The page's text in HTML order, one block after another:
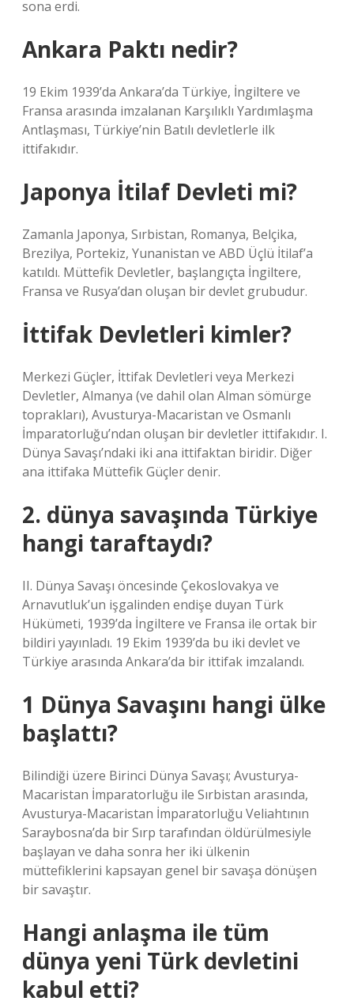
sona erdi.
Ankara Paktı nedir?
19 Ekim 1939’da Ankara’da Türkiye, İngiltere ve
Fransa arasında imzalanan Karşılıklı Yardımlaşma
Antlaşması, Türkiye’nin Batılı devletlerle ilk
ittifakıdır.
Japonya İtilaf Devleti mi?
Zamanla Japonya, Sırbistan, Romanya, Belçika,
Brezilya, Portekiz, Yunanistan ve ABD Üçlü İtilaf’a
katıldı. Müttefik Devletler, başlangıçta İngiltere,
Fransa ve Rusya’dan oluşan bir devlet grubudur.
İttifak Devletleri kimler?
Merkezi Güçler, İttifak Devletleri veya Merkezi
Devletler, Almanya (ve dahil olan Alman sömürge
toprakları), Avusturya-Macaristan ve Osmanlı
İmparatorluğu’ndan oluşan bir devletler ittifakıdır. I.
Dünya Savaşı’ndaki iki ana ittifaktan biridir. Diğer
ana ittifaka Müttefik Güçler denir.
2. dünya savaşında Türkiye
hangi taraftaydı?
II. Dünya Savaşı öncesinde Çekoslovakya ve
Arnavutluk’un işgalinden endişe duyan Türk
Hükümeti, 1939’da İngiltere ve Fransa ile ortak bir
bildiri yayınladı. 19 Ekim 1939’da bu iki devlet ve
Türkiye arasında Ankara’da bir ittifak imzalandı.
1 Dünya Savaşını hangi ülke
başlattı?
Bilindiği üzere Birinci Dünya Savaşı; Avusturya-
Macaristan İmparatorluğu ile Sırbistan arasında,
Avusturya-Macaristan İmparatorluğu Veliahtının
Saraybosna’da bir Sırp tarafından öldürülmesiyle
başlayan ve daha sonra her iki ülkenin
müttefiklerini kapsayan genel bir savaşa dönüşen
bir savaştır.
Hangi anlaşma ile tüm
dünya yeni Türk devletini
kabul etti?